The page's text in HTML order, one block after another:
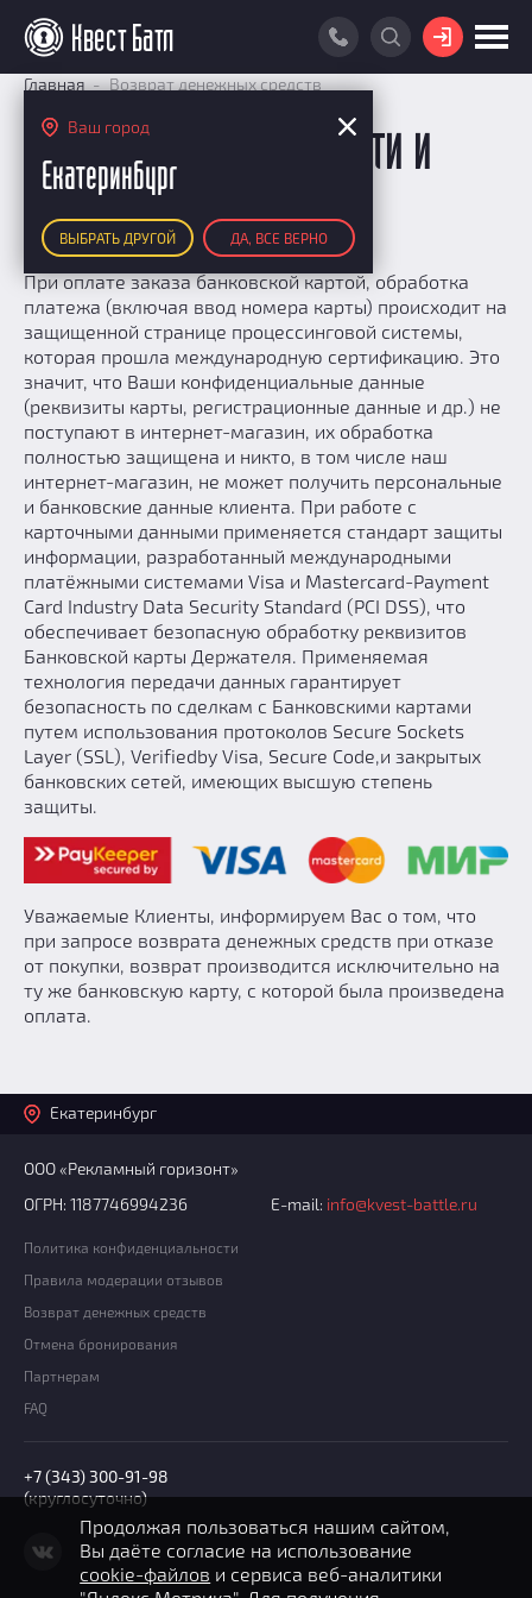
Ваш город
Екатеринбург
ВЫБРАТЬ ДРУГОЙ ДА, ВСЕ ВЕРНО
ВОЙТИ
КАРТА КВЕСТОВ
РЕЙТИНГ КОМАНД
Итоговый рейтинг
По количеству очков
По качеству игры
Список команд
ПОИСК КОМАНДЫ
КВЕСТ БАТЛ
О Квест Батле
Cashback
Как подсчитываются рейтинги
Призы
Добавить квест
Партнерам
КВЕСТ В ПОДАРОК
Главная Возврат денежных средств
Политика безопасности и
возвраты
При оплате заказа банковской картой, обработка
платежа (включая ввод номера карты) происходит на
защищенной странице процессинговой системы,
которая прошла международную сертификацию. Это
значит, что Ваши конфиденциальные данные
(реквизиты карты, регистрационные данные и др.) не
поступают в интернет-магазин, их обработка
полностью защищена и никто, в том числе наш
интернет-магазин, не может получить персональные
и банковские данные клиента. При работе с
карточными данными применяется стандарт защиты
информации, разработанный международными
платёжными системами Visa и Masterсard-Payment
Card Industry Data Security Standard (PCI DSS), что
обеспечивает безопасную обработку реквизитов
Банковской карты Держателя. Применяемая
технология передачи данных гарантирует
безопасность по сделкам с Банковскими картами
путем использования протоколов Secure Sockets
Layer (SSL), Verifiedby Visa, Secure Code,и закрытых
банковских сетей, имеющих высшую степень
защиты.
Уважаемые Клиенты, информируем Вас о том, что
при запросе возврата денежных средств при отказе
от покупки, возврат производится исключительно на
ту же банковскую карту, с которой была произведена
оплата.
Екатеринбург
ООО «Рекламный горизонт»
ОГРН: 1187746994236
E-mail: info@kvest-battle.ru
Политика конфиденциальности
Правила модерации отзывов
Возврат денежных средств
Отмена бронирования
Партнерам
FAQ
+7 (343) 300-91-98
(круглосуточно)
Продолжая пользоваться нашим сайтом,
Вы даёте согласие на использование
cookie-файлов и сервиса веб-аналитики